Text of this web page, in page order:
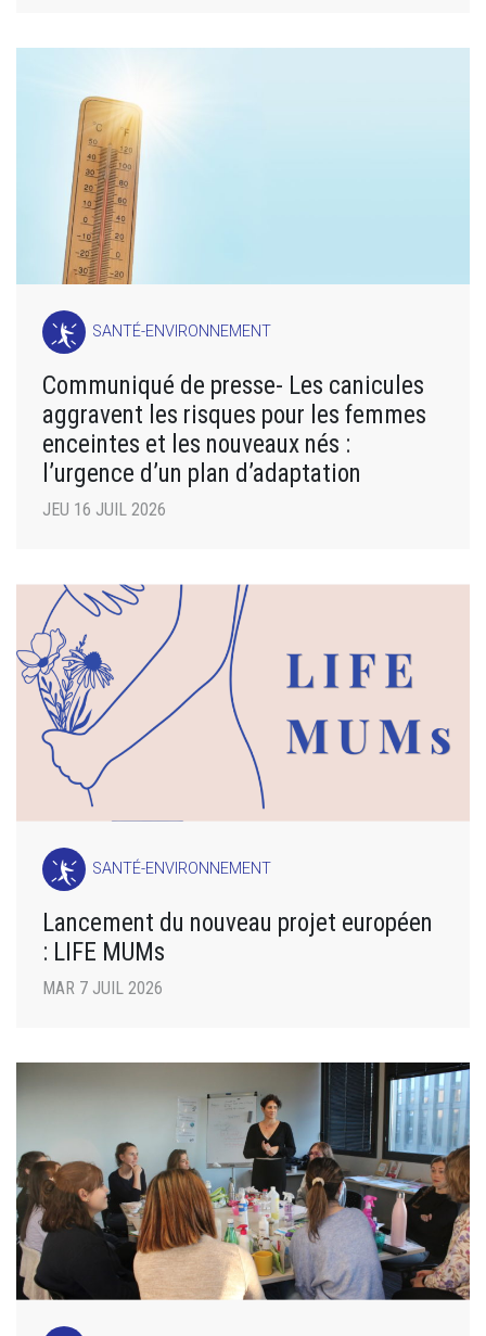
SANTÉ-ENVIRONNEMENT
Communiqué de presse- Les canicules
aggravent les risques pour les femmes
enceintes et les nouveaux nés :
l’urgence d’un plan d’adaptation
JEU 16 JUIL 2026
SANTÉ-ENVIRONNEMENT
Lancement du nouveau projet européen
: LIFE MUMs
MAR 7 JUIL 2026